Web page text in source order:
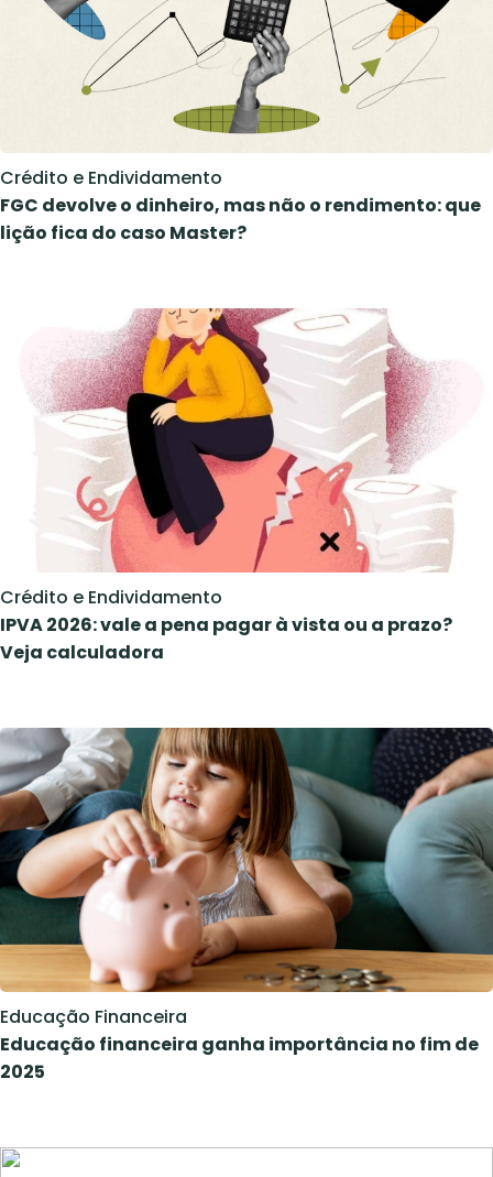
Crédito e Endividamento
FGC devolve o dinheiro, mas não o rendimento: que
lição fica do caso Master?
Crédito e Endividamento
IPVA 2026: vale a pena pagar à vista ou a prazo?
Veja calculadora
Educação Financeira
Educação financeira ganha importância no fim de
2025